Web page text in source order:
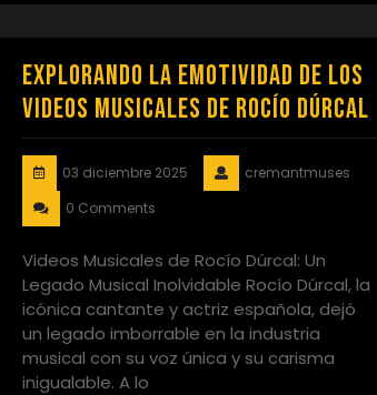
Explorando la Emotividad de los
Videos Musicales de Rocío Dúrcal
03 diciembre 2025
cremantmuses
0 Comments
Videos Musicales de Rocío Dúrcal: Un
Legado Musical Inolvidable Rocío Dúrcal, la
icónica cantante y actriz española, dejó
un legado imborrable en la industria
musical con su voz única y su carisma
inigualable. A lo